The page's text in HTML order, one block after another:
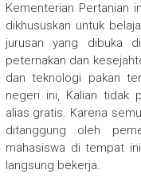
Kementerian Pertanian
dikhususkan untuk
jurusan yang dibuka
peternakan dan
dan teknologi pakan
negeri ini, Kalian tidak
alias gratis. Karena
ditanggung oleh
mahasiswa di tempat
langsung bekerja.